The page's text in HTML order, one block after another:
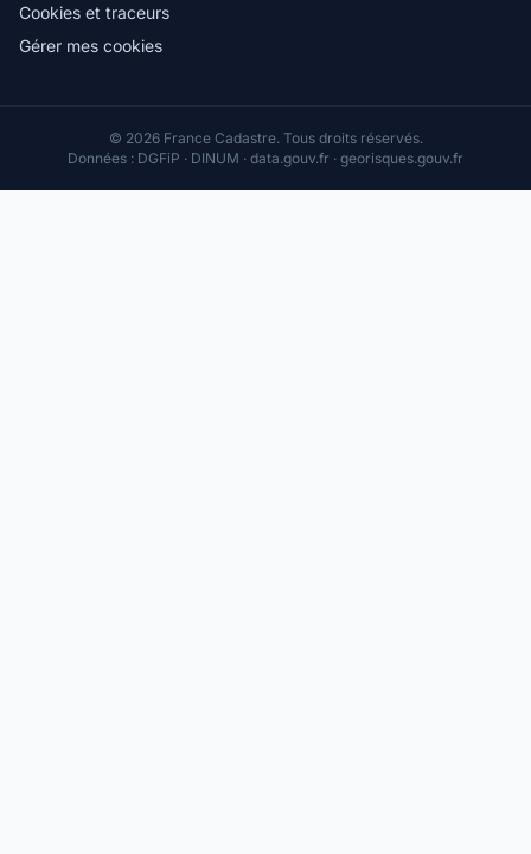
Cookies et traceurs
Gérer mes cookies
© 2026 France Cadastre. Tous droits réservés.
Données : DGFiP · DINUM · data.gouv.fr · georisques.gouv.fr